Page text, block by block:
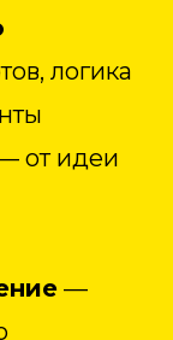
логика
от идеи
—